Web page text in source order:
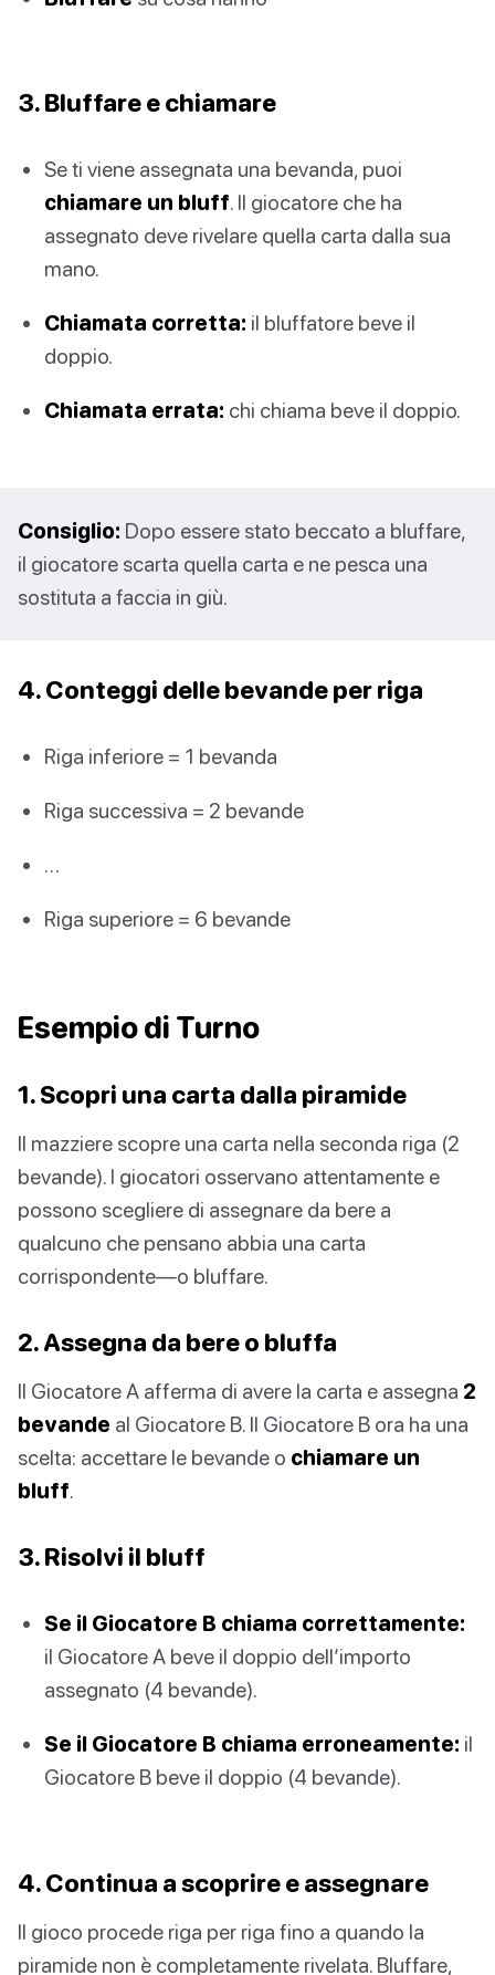
3. Bluffare e chiamare
Se ti viene assegnata una bevanda, puoi
chiamare un bluff. Il giocatore che ha
assegnato deve rivelare quella carta dalla sua
mano.
Chiamata corretta: il bluffatore beve il
doppio.
Chiamata errata: chi chiama beve il doppio.
Consiglio: Dopo essere stato beccato a bluffare,
il giocatore scarta quella carta e ne pesca una
sostituta a faccia in giù.
4. Conteggi delle bevande per riga
Riga inferiore = 1 bevanda
Riga successiva = 2 bevande
…
Riga superiore = 6 bevande
Esempio di Turno
1. Scopri una carta dalla piramide
Il mazziere scopre una carta nella seconda riga (2
bevande). I giocatori osservano attentamente e
possono scegliere di assegnare da bere a
qualcuno che pensano abbia una carta
corrispondente—o bluffare.
2. Assegna da bere o bluffa
Il Giocatore A afferma di avere la carta e assegna 2
bevande al Giocatore B. Il Giocatore B ora ha una
scelta: accettare le bevande o chiamare un
bluff.
3. Risolvi il bluff
Se il Giocatore B chiama correttamente:
il Giocatore A beve il doppio dell’importo
assegnato (4 bevande).
Se il Giocatore B chiama erroneamente: il
Giocatore B beve il doppio (4 bevande).
4. Continua a scoprire e assegnare
Il gioco procede riga per riga fino a quando la
piramide non è completamente rivelata. Bluffare,